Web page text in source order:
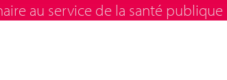
au service de la santé publique